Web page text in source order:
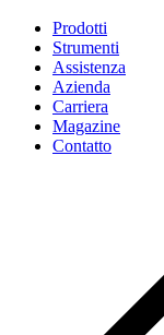
Prodotti
Strumenti
Assistenza
Azienda
Carriera
Magazine
Contatto